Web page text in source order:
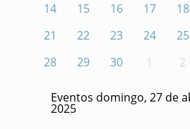
14
15 16 17 18
21
22 23 24 25
28
29 30 1 2
Eventos domingo, 27 de
2025